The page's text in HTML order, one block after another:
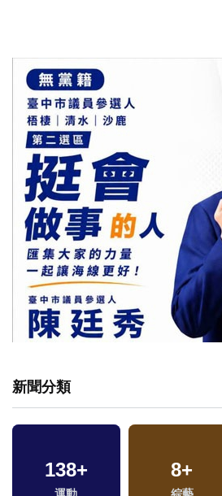
新聞分類
138+
運動
8+
綜藝